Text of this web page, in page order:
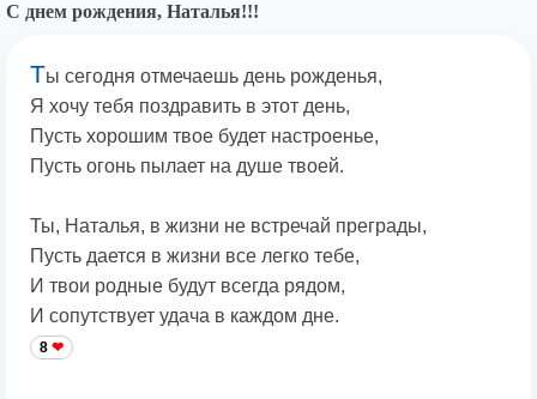
С днем рождения, Наталья!!!
Ты сегодня отмечаешь день рожденья,
Я хочу тебя поздравить в этот день,
Пусть хорошим твое будет настроенье,
Пусть огонь пылает на душе твоей.
Ты, Наталья, в жизни не встречай преграды,
Пусть дается в жизни все легко тебе,
И твои родные будут всегда рядом,
И сопутствует удача в каждом дне.
8